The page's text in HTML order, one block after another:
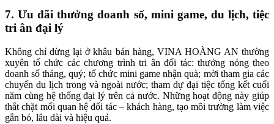
7. Ưu đãi thưởng doanh số, mini game, du lịch, tiệc
tri ân đại lý
Không chỉ dừng lại ở khâu bán hàng, VINA HOÀNG AN thường
xuyên tổ chức các chương trình tri ân đối tác: thưởng nóng theo
doanh số tháng, quý; tổ chức mini game nhận quà; mời tham gia các
chuyến du lịch trong và ngoài nước; tham dự đại tiệc tổng kết cuối
năm cùng hệ thống đại lý trên cả nước. Những hoạt động này giúp
thắt chặt mối quan hệ đối tác – khách hàng, tạo môi trường làm việc
gắn bó, lâu dài và hiệu quả.